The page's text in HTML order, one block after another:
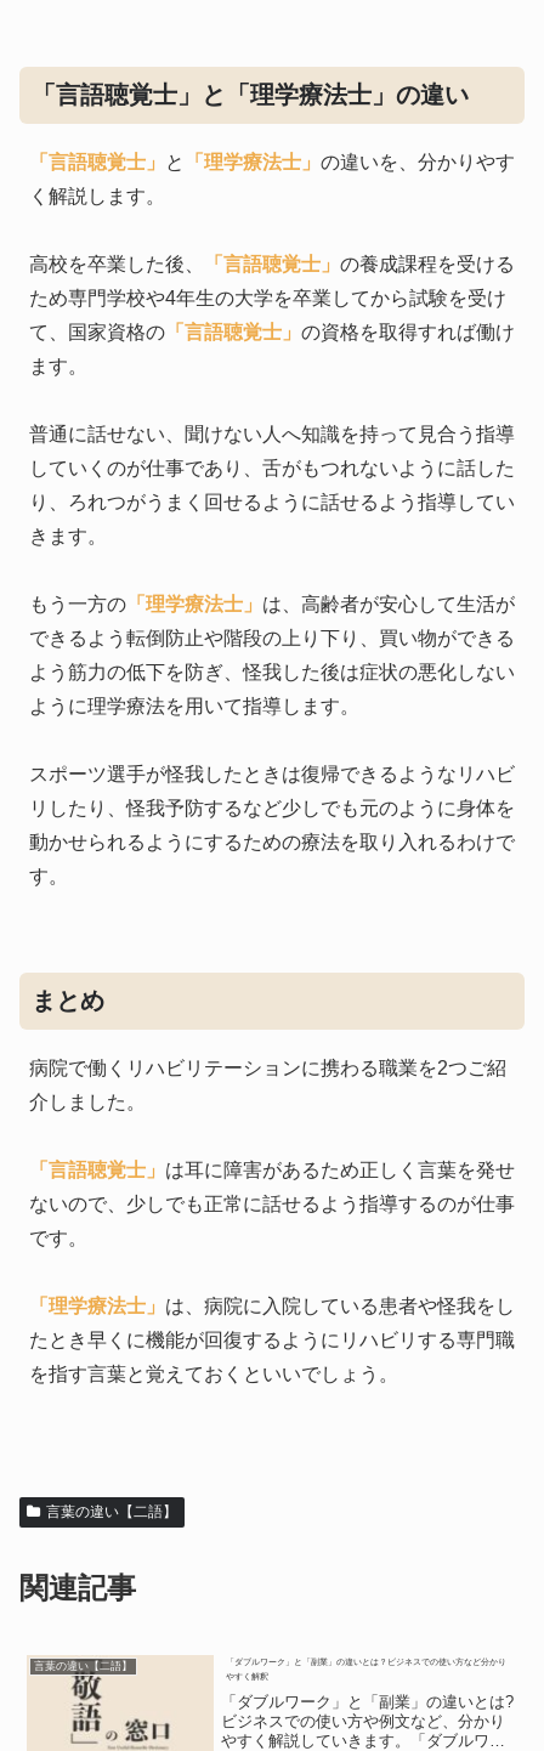
「言語聴覚士」と「理学療法士」の違い
「言語聴覚士」 と 「理学療法士」 の違いを、分かりやす
く解説します。
高校を卒業した後、 「言語聴覚士」 の養成課程を受ける
ため専門学校や4年生の大学を卒業してから試験を受け
て、国家資格の 「言語聴覚士」 の資格を取得すれば働け
ます。
普通に話せない、聞けない人へ知識を持って見合う指導
していくのが仕事であり、舌がもつれないように話した
り、ろれつがうまく回せるように話せるよう指導してい
きます。
もう一方の 「理学療法士」 は、高齢者が安心して生活が
できるよう転倒防止や階段の上り下り、買い物ができる
よう筋力の低下を防ぎ、怪我した後は症状の悪化しない
ように理学療法を用いて指導します。
スポーツ選手が怪我したときは復帰できるようなリハビ
リしたり、怪我予防するなど少しでも元のように身体を
動かせられるようにするための療法を取り入れるわけで
す。
まとめ
病院で働くリハビリテーションに携わる職業を2つご紹
介しました。
「言語聴覚士」 は耳に障害があるため正しく言葉を発せ
ないので、少しでも正常に話せるよう指導するのが仕事
です。
「理学療法士」 は、病院に入院している患者や怪我をし
たとき早くに機能が回復するようにリハビリする専門職
を指す言葉と覚えておくといいでしょう。
言葉の違い【二語】
関連記事
言葉の違い【二語】
「ダブルワーク」と「副業」の違いとは？ビジネスでの使い方など分かり
やすく解釈
「ダブルワーク」と「副業」の違いとは?
ビジネスでの使い方や例文など、分かり
やすく解説していきます。「ダブルワー